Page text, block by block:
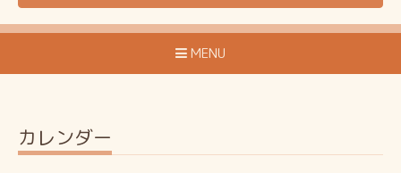
MENU
カレンダー